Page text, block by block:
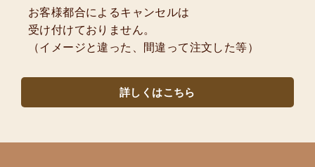
お客様都合によるキャンセルは
受け付けておりません。
（イメージと違った、間違って注文した等）
詳しくはこちら